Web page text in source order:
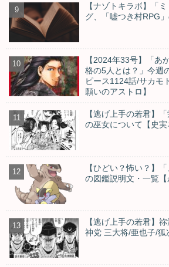
【ナゾトキラボ】「
グ、「嘘つき村RPG
【2024年33号】「あ
格の5人とは？」今週
ピース1124話/サカモ
願いのアストロ】
【逃げ上手の若君】
の巫女について【史実
【ひどい？怖い？】
の図鑑説明文・一覧【
【逃げ上手の若君】
神党 三大将/亜也子/狐